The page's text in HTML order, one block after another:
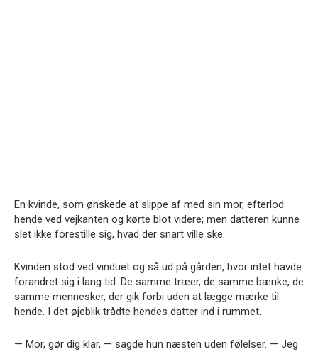
En kvinde, som ønskede at slippe af med sin mor, efterlod
hende ved vejkanten og kørte blot videre; men datteren kunne
slet ikke forestille sig, hvad der snart ville ske.
Kvinden stod ved vinduet og så ud på gården, hvor intet havde
forandret sig i lang tid. De samme træer, de samme bænke, de
samme mennesker, der gik forbi uden at lægge mærke til
hende. I det øjeblik trådte hendes datter ind i rummet.
— Mor, gør dig klar, — sagde hun næsten uden følelser. — Jeg